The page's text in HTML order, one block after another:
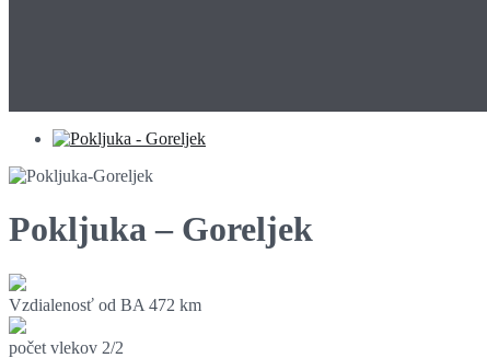
Pokljuka – Goreljek
Vzdialenosť od BA 472 km
počet vlekov 2/2